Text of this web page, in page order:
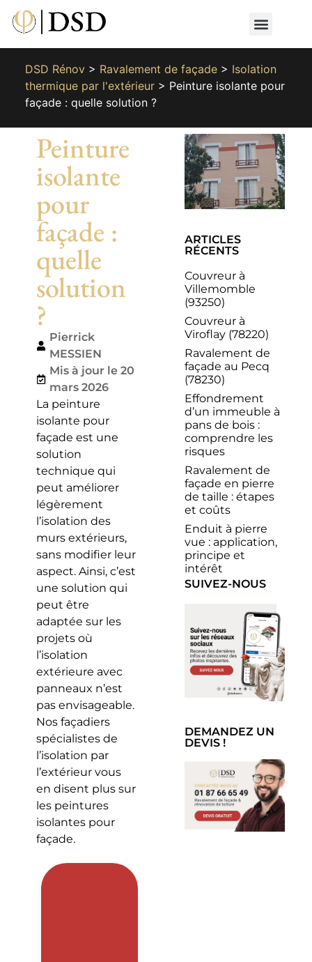
DSD Rénov> Ravalement de façade> Isolation
thermique par l'extérieur> Peinture isolante pour
façade : quelle solution ?
Peinture
isolante
pour
façade :
quelle
solution
?
Pierrick
MESSIEN
Mis à jour le 20
mars 2026
La peinture
isolante pour
façade est une
solution
technique qui
peut améliorer
légèrement
l’isolation des
murs extérieurs,
sans modifier leur
aspect. Ainsi, c’est
une solution qui
peut être
adaptée sur les
projets où
l’isolation
extérieure avec
panneaux n’est
pas envisageable.
Nos façadiers
spécialistes de
l’isolation par
l’extérieur vous
en disent plus sur
les peintures
isolantes pour
façade.
ARTICLES
RÉCENTS
Couvreur à
Villemomble
(93250)
Couvreur à
Viroflay (78220)
Ravalement de
façade au Pecq
(78230)
Effondrement
d’un immeuble à
pans de bois :
comprendre les
risques
Ravalement de
façade en pierre
de taille : étapes
et coûts
Enduit à pierre
vue : application,
principe et
intérêt
SUIVEZ-NOUS
DEMANDEZ UN
DEVIS !